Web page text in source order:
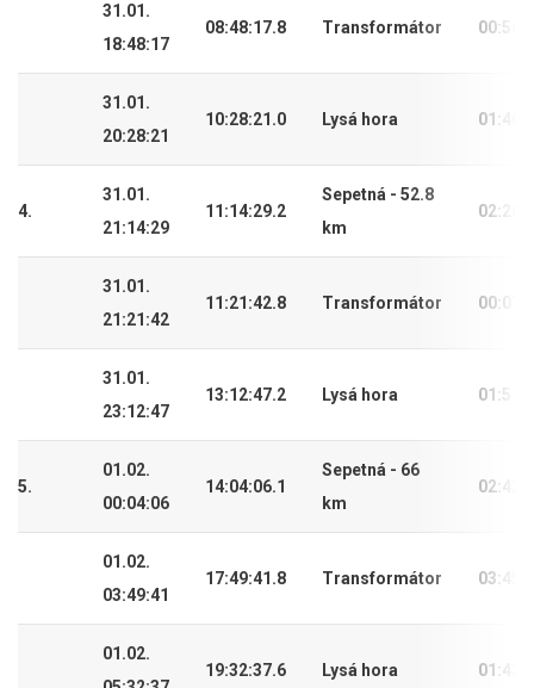
31.01.
18:48:17
08:48:17.8 Transformátor
31.01.
20:28:21
10:28:21.0 Lysá hora
4.
31.01.
21:14:29
11:14:29.2
Sepetná - 52.8
km
31.01.
21:21:42
11:21:42.8 Transformátor
31.01.
23:12:47
13:12:47.2 Lysá hora
5.
01.02.
00:04:06
14:04:06.1
Sepetná - 66
km
01.02.
03:49:41
17:49:41.8 Transformátor
01.02.
19:32:37.6 Lysá hora